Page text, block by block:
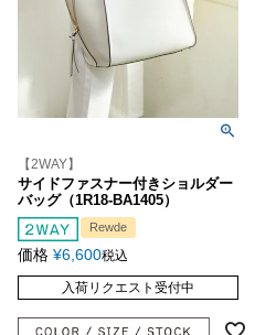
【2WAY】
サイドファスナー付きショルダー
バッグ（1R18-BA1405）
Rewde
価格 ¥6,600税込
入荷リクエスト受付中